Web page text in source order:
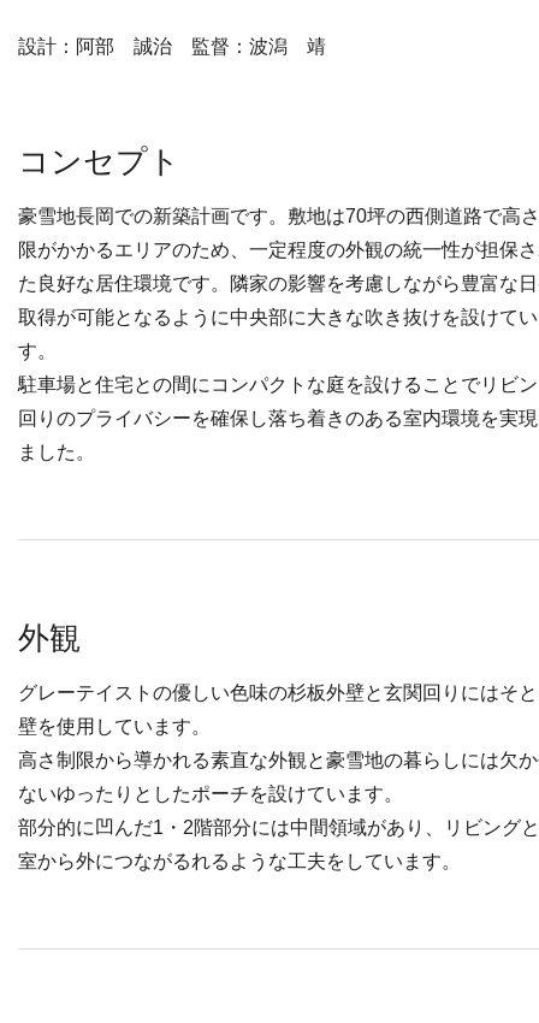
設計：阿部 誠治 監督：波潟 靖
コンセプト
豪雪地長岡での新築計画です。敷地は70坪の西側道路で高
限がかかるエリアのため、一定程度の外観の統一性が担保
た良好な居住環境です。隣家の影響を考慮しながら豊富な
取得が可能となるように中央部に大きな吹き抜けを設けて
す。
駐車場と住宅との間にコンパクトな庭を設けることでリビ
回りのプライバシーを確保し落ち着きのある室内環境を実
ました。
外観
グレーテイストの優しい色味の杉板外壁と玄関回りにはそ
壁を使用しています。
高さ制限から導かれる素直な外観と豪雪地の暮らしには欠
ないゆったりとしたポーチを設けています。
部分的に凹んだ1・2階部分には中間領域があり、リビング
室から外につながるれるような工夫をしています。